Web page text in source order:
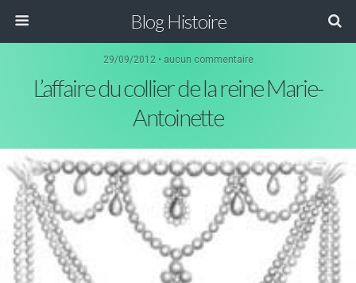
Blog Histoire
29/09/2012 • aucun commentaire
L’affaire du collier de la reine Marie-
Antoinette